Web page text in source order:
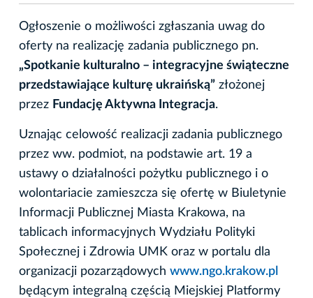
Ogłoszenie o możliwości zgłaszania uwag do
oferty na realizację zadania publicznego pn.
„Spotkanie kulturalno – integracyjne świąteczne
przedstawiające kulturę ukraińską” złożonej
przez Fundację Aktywna Integracja.
Uznając celowość realizacji zadania publicznego
przez ww. podmiot, na podstawie art. 19 a
ustawy o działalności pożytku publicznego i o
wolontariacie zamieszcza się ofertę w Biuletynie
Informacji Publicznej Miasta Krakowa, na
tablicach informacyjnych Wydziału Polityki
Społecznej i Zdrowia UMK oraz w portalu dla
organizacji pozarządowych www.ngo.krakow.pl
będącym integralną częścią Miejskiej Platformy